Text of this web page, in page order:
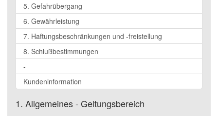
5. Gefahrübergang
6. Gewährleistung
7. Haftungsbeschränkungen und -freistellung
8. Schlußbestimmungen
-
Kundeninformation
1. Allgemeines - Geltungsbereich